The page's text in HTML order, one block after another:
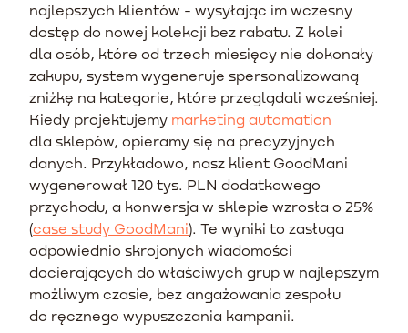
najlepszych klientów - wysyłając im wczesny
dostęp do nowej kolekcji bez rabatu. Z kolei
dla osób, które od trzech miesięcy nie dokonały
zakupu, system wygeneruje spersonalizowaną
zniżkę na kategorie, które przeglądali wcześniej.
Kiedy projektujemy marketing automation
dla sklepów, opieramy się na precyzyjnych
danych. Przykładowo, nasz klient GoodMani
wygenerował 120 tys. PLN dodatkowego
przychodu, a konwersja w sklepie wzrosła o 25%
(case study GoodMani). Te wyniki to zasługa
odpowiednio skrojonych wiadomości
docierających do właściwych grup w najlepszym
możliwym czasie, bez angażowania zespołu
do ręcznego wypuszczania kampanii.